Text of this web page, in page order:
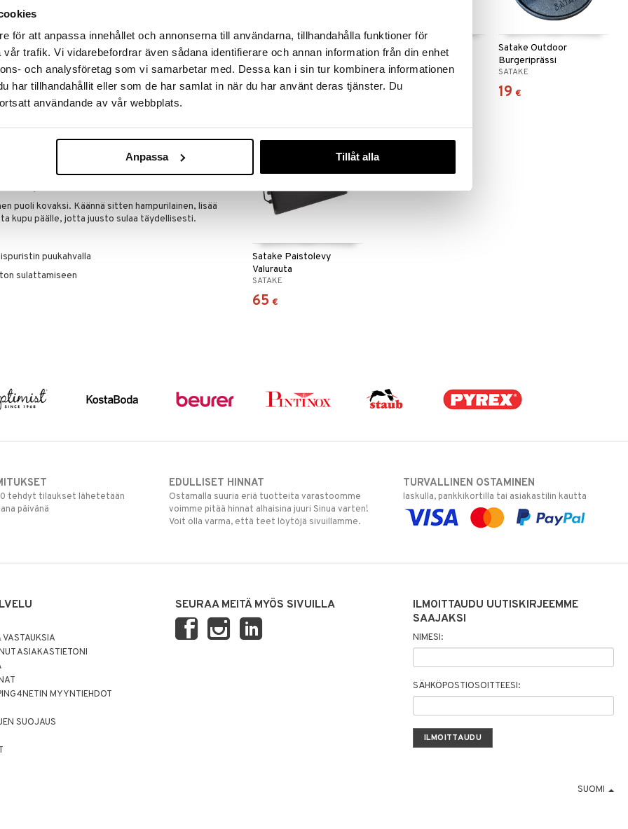
för att anpassa innehållet och annonserna till användarna, tillhandahålla funktioner för
trafik. Vi vidarebefordrar även sådana identifierare och annan information från din enhet
och analysföretag som vi samarbetar med. Dessa kan i sin tur kombinera informationen
har tillhandahållit eller som de har samlat in när du har använt deras tjänster. Du
användande av vår webbplats.
Anpassa Tillåt alla
uskomattoman upealla muotoilulla, toimitetaan
Kaikki sarjan tuotteet valmistetaan samassa
veitset.
voimakkaasti hampurilainen saavuttaa
karamellisoidun pinnan ja maukkaan ytimen.
pinnan täydellistä Maillard-reaktiota varten, mikä
puoli kovaksi. Käännä sitten hampurilainen, lisää
kupu päälle, jotta juusto sulaa täydellisesti.
puukahvalla
sulattamiseen
Flambadou Churraso
FORGED
62,99 €
Hally Hampurilaispaino
DORRE
13,99
Satake Outdoor
Burgeriprässi
SATAKE
19 €
Satake Paistolevy
Valurauta
SATAKE
65 €
tehdyt tilaukset lähetetään
päivänä
EDULLISET HINNAT
Ostamalla suuria eriä tuotteita varastoomme
voimme pitää hinnat alhaisina juuri Sinua varten!
Voit olla varma, että teet löytöjä sivuillamme.
TURVALLINEN OSTAMINEN
laskulla, pankkikortilla tai asiakastilin kautta
ASIAKASTIETONI
MYYNTIEHDOT
SUOJAUS
SEURAA MEITÄ MYÖS SIVUILLA
ILMOITTAUDU UUTISKIRJEEMME
SAAJAKSI
NIMESI:
SÄHKÖPOSTIOSOITTEESI:
SUOMI